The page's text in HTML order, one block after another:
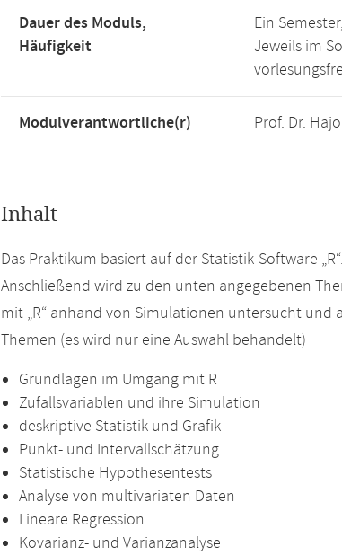
Dauer des Moduls,
Häufigkeit
Ein Semester,
Jeweils im
Modulverantwortliche(r) Prof. Dr.
Inhalt
Das Praktikum basiert auf der Statistik-Software
Anschließend wird zu den unten angegebenen
mit „R“ anhand von Simulationen untersucht und
Themen (es wird nur eine Auswahl behandelt)
Grundlagen im Umgang mit R
Zufallsvariablen und ihre Simulation
deskriptive Statistik und Grafik
Punkt- und Intervallschätzung
Statistische Hypothesentests
Analyse von multivariaten Daten
Lineare Regression
Kovarianz- und Varianzanalyse